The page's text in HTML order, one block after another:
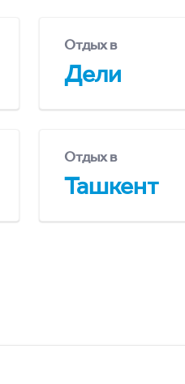
Отдых в
Дели
Отдых в
Ташкент